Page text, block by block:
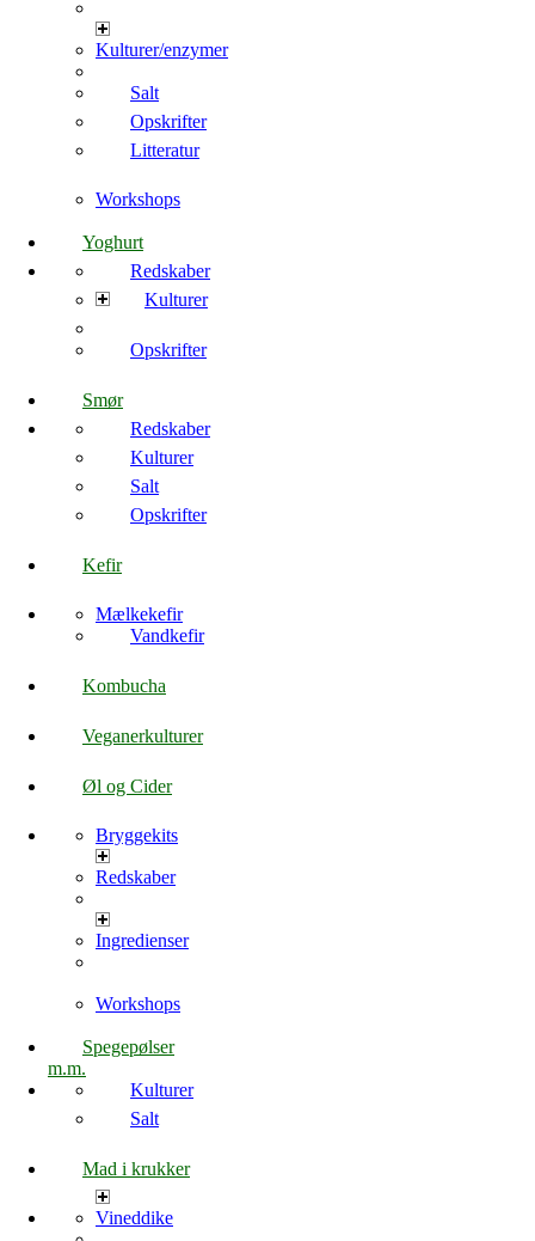
Kulturer/enzymer
Salt
Opskrifter
Litteratur
Workshops
Yoghurt
Redskaber
Kulturer
Opskrifter
Smør
Redskaber
Kulturer
Salt
Opskrifter
Kefir
Mælkekefir
Vandkefir
Kombucha
Veganerkulturer
Øl og Cider
Bryggekits
Redskaber
Ingredienser
Workshops
Spegepølser
m.m.
Kulturer
Salt
Mad i krukker
Vineddike